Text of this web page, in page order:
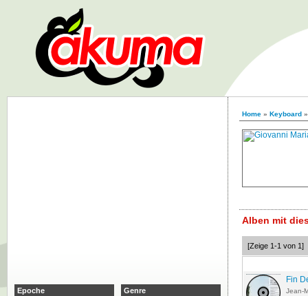
Home » Keyboard
Alben mit
[Zeige 1-1 von 1]
Fin
Jean-
Epoche
Genre